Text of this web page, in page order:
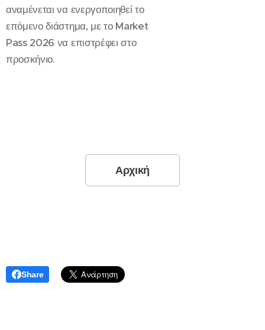
αναμένεται να ενεργοποιηθεί το
επόμενο διάστημα, με το Market
Pass 2026 να επιστρέφει στο
προσκήνιο.
Αρχική
Share